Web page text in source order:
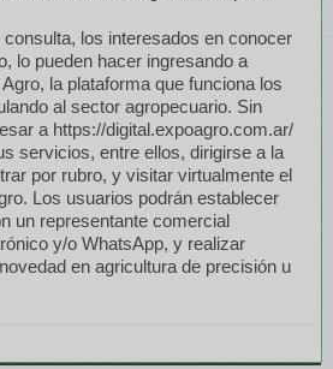
los interesados en conocer
lo pueden hacer ingresando a
la plataforma que funciona los
al sector agropecuario. Sin
a https://digital.expoagro.com.ar/
servicios, entre ellos, dirigirse a la
por rubro, y visitar virtualmente el
Los usuarios podrán establecer
un representante comercial
y/o WhatsApp, y realizar
en agricultura de precisión u